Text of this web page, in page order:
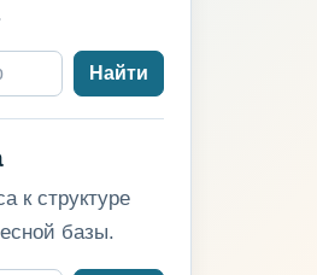
Найти
к структуре
базы.